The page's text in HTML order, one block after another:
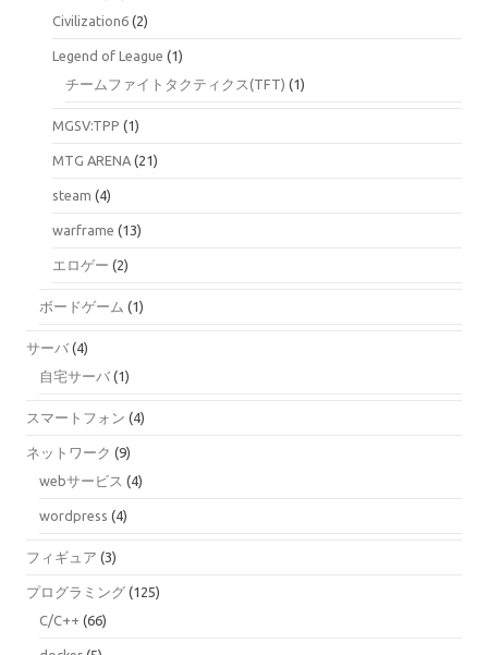
Civilization6 (2)
Legend of League (1)
チームファイトタクティクス(TFT) (1)
MGSV:TPP (1)
MTG ARENA (21)
steam (4)
warframe (13)
エロゲー (2)
ボードゲーム (1)
サーバ (4)
自宅サーバ (1)
スマートフォン (4)
ネットワーク (9)
webサービス (4)
wordpress (4)
フィギュア (3)
プログラミング (125)
C/C++ (66)